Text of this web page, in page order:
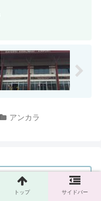
アンカラ
トップ サイドバー